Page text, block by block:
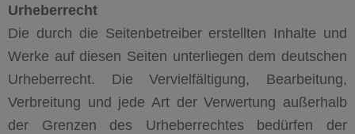
Urheberrecht
Die durch die Seitenbetreiber erstellten Inhalte und
Werke auf diesen Seiten unterliegen dem deutschen
Urheberrecht. Die Vervielfältigung, Bearbeitung,
Verbreitung und jede Art der Verwertung außerhalb
der Grenzen des Urheberrechtes bedürfen der